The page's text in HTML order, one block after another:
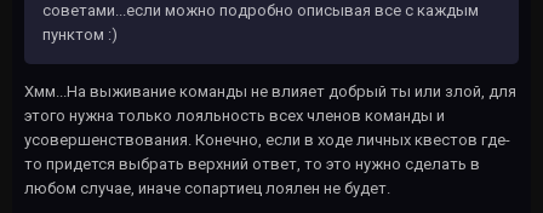
советами...если можно подробно описывая все с каждым
пунктом :)
Хмм...На выживание команды не влияет добрый ты или злой, для
этого нужна только лояльность всех членов команды и
усовершенствования. Конечно, если в ходе личных квестов где-
то придется выбрать верхний ответ, то это нужно сделать в
любом случае, иначе сопартиец лоялен не будет.